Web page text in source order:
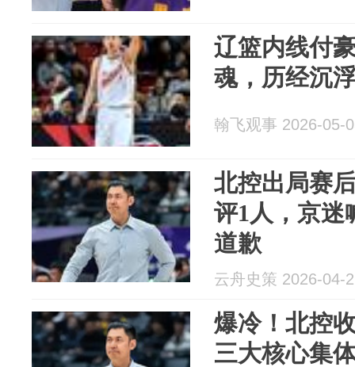
辽篮内线付
魂，历经沉
翰飞观事 2026-05-
北控出局赛
评1人，京迷
道歉
云舟史策 2026-04-
爆冷！北控
三大核心集